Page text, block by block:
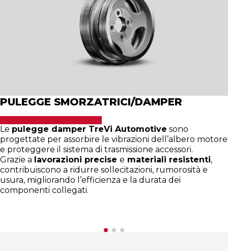
PULEGGE SMORZATRICI/DAMPER
Le pulegge damper TreVi Automotive sono
progettate per assorbire le vibrazioni dell’albero motore
e proteggere il sistema di trasmissione accessori.
Grazie a lavorazioni precise e materiali resistenti,
contribuiscono a ridurre sollecitazioni, rumorosità e
usura, migliorando l’efficienza e la durata dei
componenti collegati.